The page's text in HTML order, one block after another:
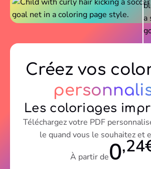
Créez vos
Les coloriages
Téléchargez votre PDF
le quand vous le souhaitez et
À partir de0